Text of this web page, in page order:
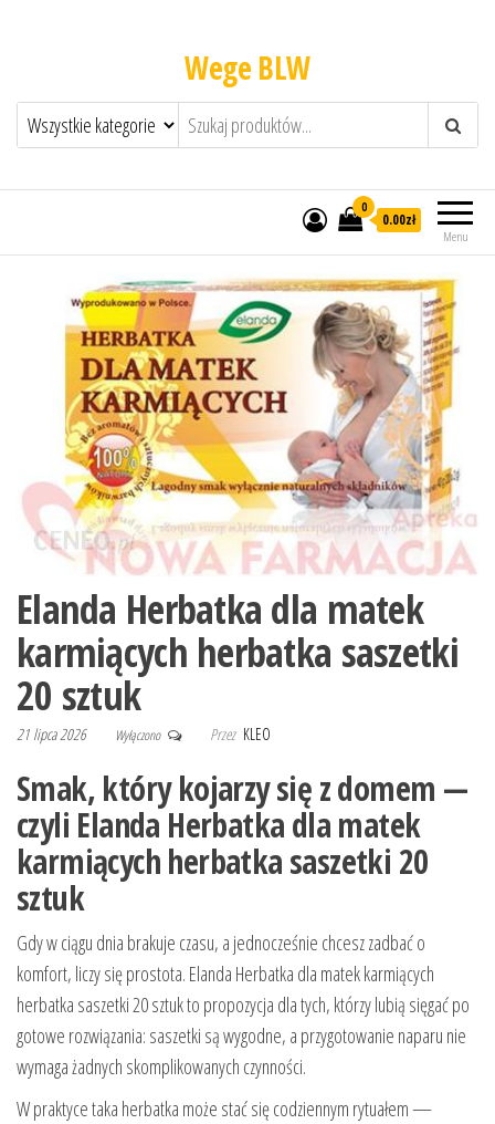
Wege BLW
Menu
0
0.00zł
Elanda Herbatka dla matek
karmiących herbatka saszetki
20 sztuk
21 lipca 2026 Wyłączono Przez KLEO
Smak, który kojarzy się z domem —
czyli Elanda Herbatka dla matek
karmiących herbatka saszetki 20
sztuk
Gdy w ciągu dnia brakuje czasu, a jednocześnie chcesz zadbać o
komfort, liczy się prostota. Elanda Herbatka dla matek karmiących
herbatka saszetki 20 sztuk to propozycja dla tych, którzy lubią sięgać po
gotowe rozwiązania: saszetki są wygodne, a przygotowanie naparu nie
wymaga żadnych skomplikowanych czynności.
W praktyce taka herbatka może stać się codziennym rytuałem —